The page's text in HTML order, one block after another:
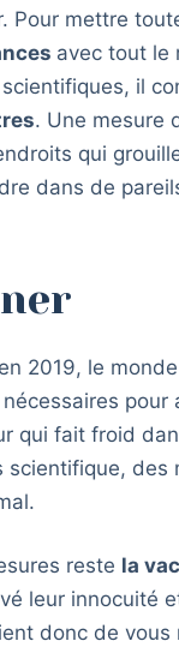
Pour mettre
avec tout le
il
. Une mesure
qui
dans de
en 2019, le
nécessaires
qui fait froid
scientifique,
reste la
leur innocuité
donc de